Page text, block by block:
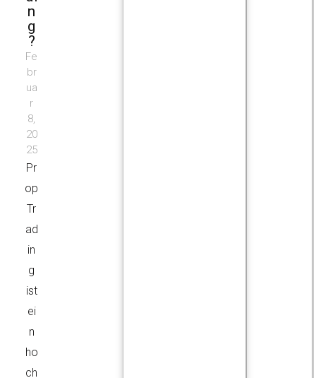
n
g
?
Fe
br
ua
r
8,
20
25
Pr
op
Tr
ad
in
g
ist
ei
n
ho
ch